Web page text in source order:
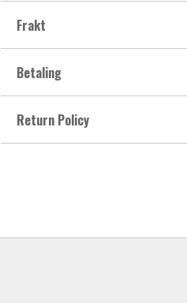
Frakt
Betaling
Return Policy